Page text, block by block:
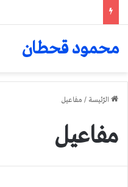
محمود قحطان
الرّئيسة / مفاعيل
مفاعيل